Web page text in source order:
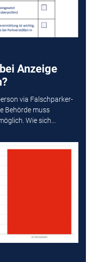
Anzeige
via Falschparker-
Behörde muss
Wie sich...